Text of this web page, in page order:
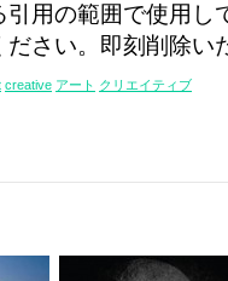
用の範囲で使用し
ださい。即刻削除い
creative アート クリエイティブ